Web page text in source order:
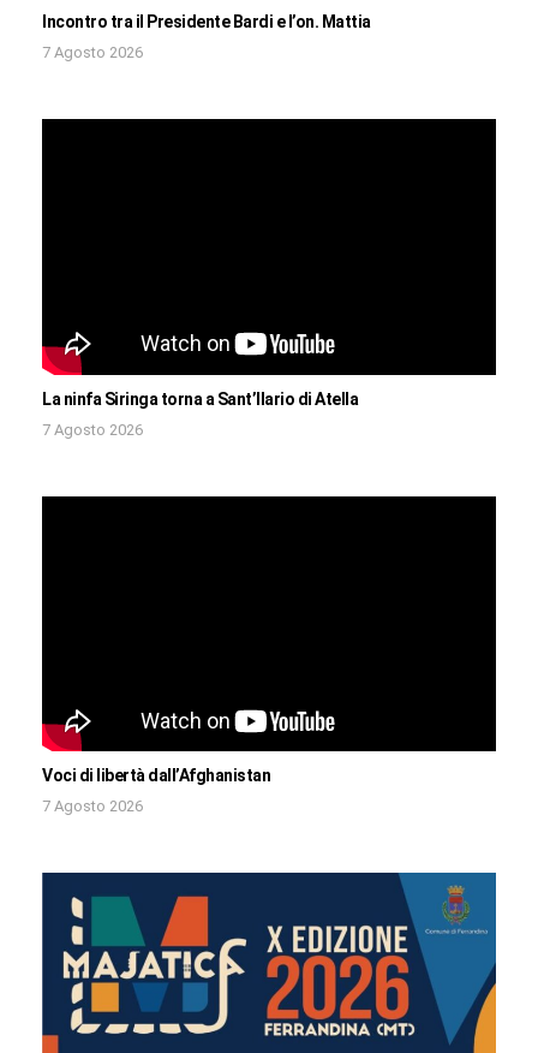
Incontro tra il Presidente Bardi e l’on. Mattia
7 Agosto 2026
La ninfa Siringa torna a Sant’Ilario di Atella
7 Agosto 2026
Voci di libertà dall’Afghanistan
7 Agosto 2026